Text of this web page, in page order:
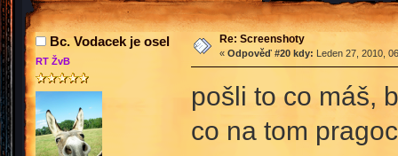
Bc. Vodacek je osel
RT ŽvB
Re: Screenshoty
« Odpověď #20 kdy: Leden 27, 2010,
pošli to co máš,
co na tom